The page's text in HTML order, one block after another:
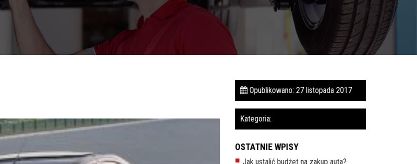
Opublikowano: 27 listopada 2017
Kategoria:
OSTATNIE WPISY
Jak ustalić budżet na zakup auta?